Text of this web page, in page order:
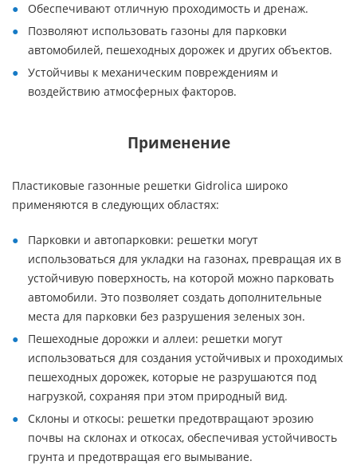
Обеспечивают отличную проходимость и дренаж.
Позволяют использовать газоны для парковки
автомобилей, пешеходных дорожек и других объектов.
Устойчивы к механическим повреждениям и
воздействию атмосферных факторов.
Применение
Пластиковые газонные решетки Gidrolica широко
применяются в следующих областях:
Парковки и автопарковки: решетки могут
использоваться для укладки на газонах, превращая их в
устойчивую поверхность, на которой можно парковать
автомобили. Это позволяет создать дополнительные
места для парковки без разрушения зеленых зон.
Пешеходные дорожки и аллеи: решетки могут
использоваться для создания устойчивых и проходимых
пешеходных дорожек, которые не разрушаются под
нагрузкой, сохраняя при этом природный вид.
Склоны и откосы: решетки предотвращают эрозию
почвы на склонах и откосах, обеспечивая устойчивость
грунта и предотвращая его вымывание.